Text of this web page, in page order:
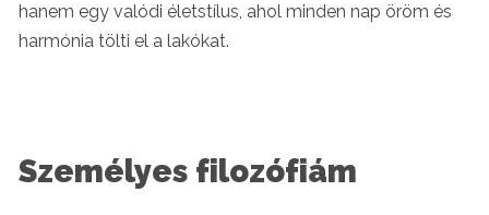
hanem egy valódi életstílus, ahol minden nap öröm és
harmónia tölti el a lakókat.
Személyes filozófiám